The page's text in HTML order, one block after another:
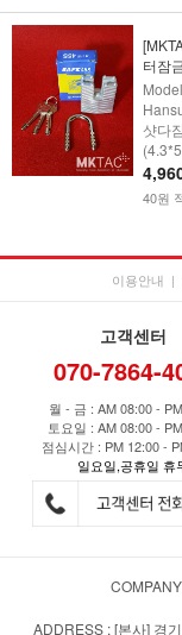
터잠
샷다
40원
이용안내 |
고객센터
070-7864-
월 - 금 : AM 08:00 -
토요일 : AM 08:00 -
점심시간 : PM 12:00 -
일요일,공휴일 휴
ADDRESS : [본사] 경